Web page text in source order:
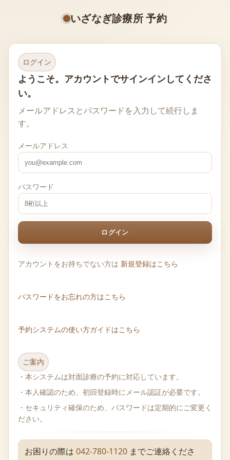
いざなぎ診療所 予約
ログイン
ようこそ。アカウントでサインインしてくださ
い。
メールアドレスとパスワードを入力して続行しま
す。
メールアドレス
パスワード
ログイン
アカウントをお持ちでない方は 新規登録はこちら
パスワードをお忘れの方はこちら
予約システムの使い方ガイドはこちら
ご案内
・本システムは対面診療の予約に対応しています。
・本人確認のため、初回登録時にメール認証が必要です。
・セキュリティ確保のため、パスワードは定期的にご変更く
ださい。
お困りの際は 042-780-1120 までご連絡くださ